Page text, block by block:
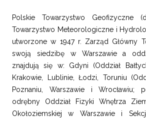
Polskie Towarzystwo Geofizyczne
Towarzystwo Meteorologiczne i
utworzone w 1947 r. Zarząd Główny
swoją siedzibę w Warszawie a
znajdują się w: Gdyni (Oddział
Krakowie, Lublinie, Łodzi, Toruniu
Poznaniu, Warszawie i Wrocławiu;
odrębny Oddział Fizyki Wnętrza
Okołoziemskiej w Warszawie i